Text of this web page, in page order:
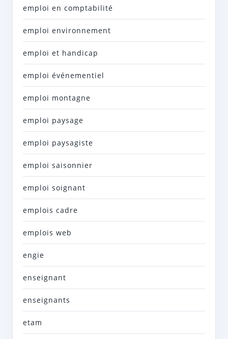
emploi en comptabilité
emploi environnement
emploi et handicap
emploi événementiel
emploi montagne
emploi paysage
emploi paysagiste
emploi saisonnier
emploi soignant
emplois cadre
emplois web
engie
enseignant
enseignants
etam